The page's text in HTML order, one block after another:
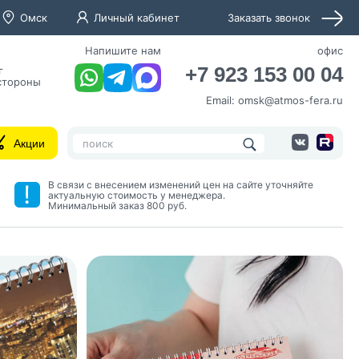
Омск Личный кабинет Заказать звонок
Напишите нам офис
+7 923 153 00 04
Email: omsk@atmos-fera.ru
Акции
В связи с внесением изменений цен на сайте уточняйте
актуальную стоимость у менеджера.
Минимальный заказ 800 руб.
и согласие с